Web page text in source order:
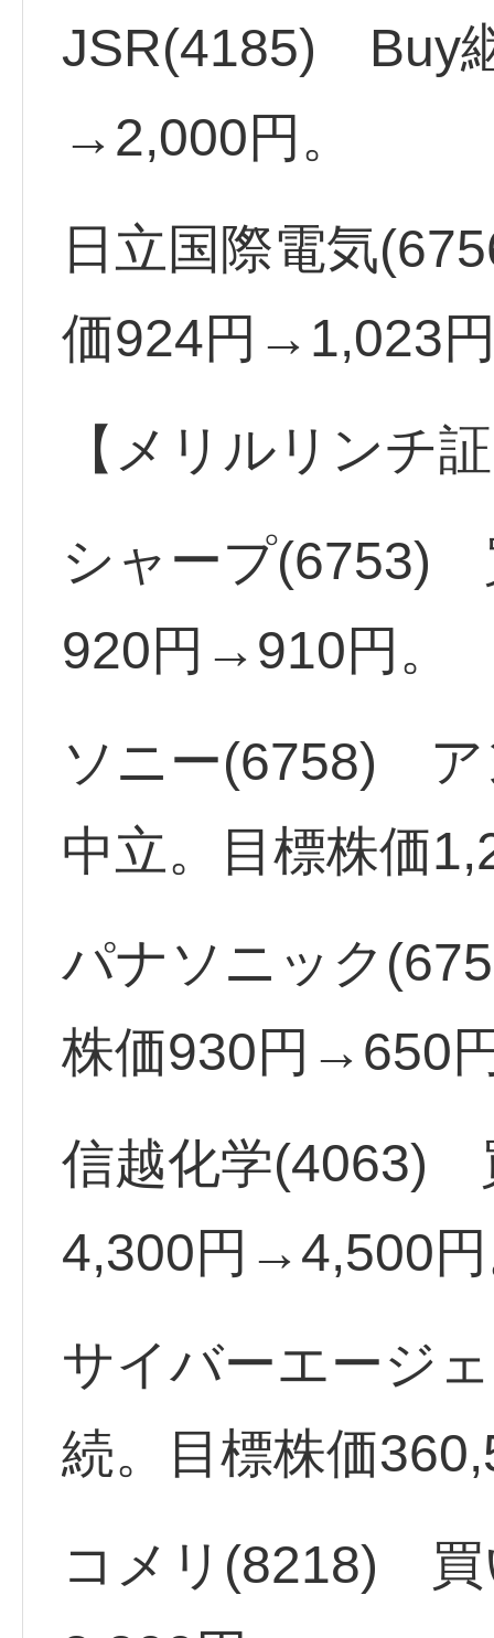
JSR(4185) Buy
→2,000円。
日立国際電気
価924円→1,023
【メリルリンチ
シャープ(6753)
920円→910円。
ソニー(6758)
中立。目標株価
パナソニック
株価930円
信越化学(4063)
4,300円→4,500
サイバーエージ
続。目標株価
コメリ(8218) 買